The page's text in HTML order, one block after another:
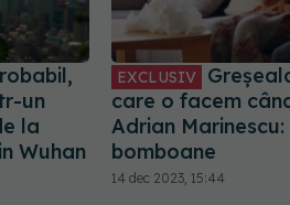
un
la
Wuhan
EXCLUSIV
care o facem
Adrian
bomboane
14 dec 2023, 15:44